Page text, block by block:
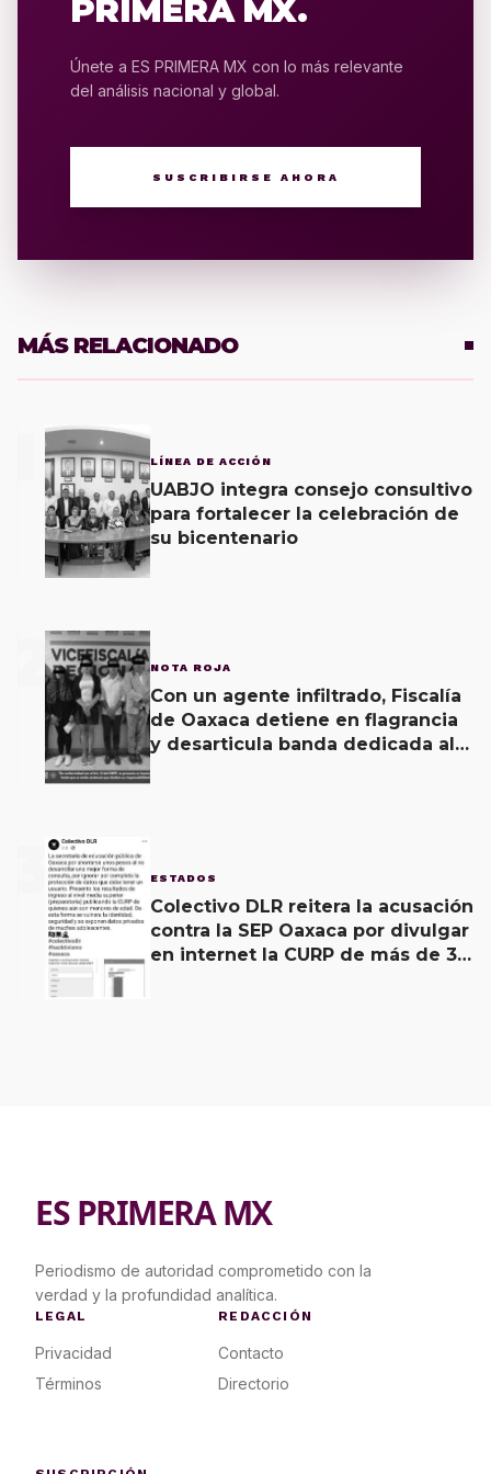
PRIMERA MX.
Únete a ES PRIMERA MX con lo más relevante
del análisis nacional y global.
SUSCRIBIRSE AHORA
MÁS RELACIONADO
LÍNEA DE ACCIÓN
UABJO integra consejo consultivo
para fortalecer la celebración de
su bicentenario
2 NOTA ROJA
Con un agente infiltrado, Fiscalía
de Oaxaca detiene en flagrancia
y desarticula banda dedicada al
3 ESTADOS
Colectivo DLR reitera la acusación
contra la SEP Oaxaca por divulgar
en internet la CURP de más de 30
ES PRIMERA MX
Periodismo de autoridad comprometido con la
verdad y la profundidad analítica.
LEGAL
Privacidad
Términos
REDACCIÓN
Contacto
Directorio